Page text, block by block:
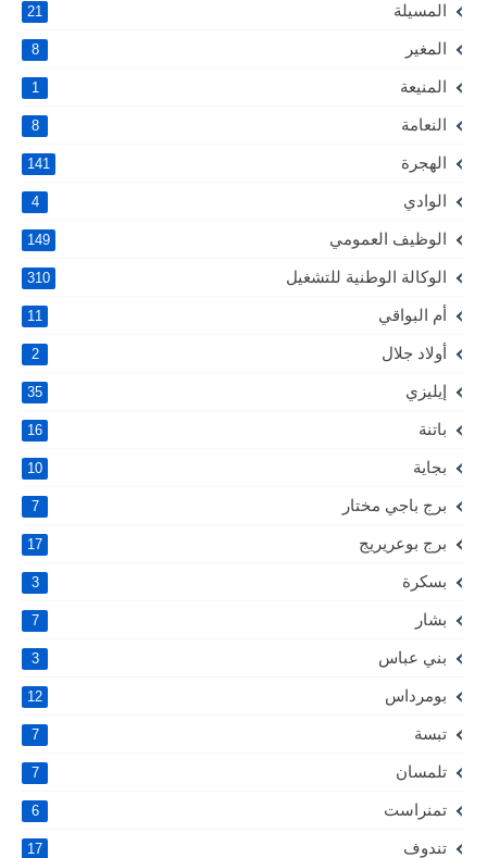
المسيلة 21
المغير 8
المنيعة 1
النعامة 8
الهجرة 141
الوادي 4
الوظيف العمومي 149
الوكالة الوطنية للتشغيل 310
أم البواقي 11
أولاد جلال 2
إيليزي 35
باتنة 16
بجاية 10
برج باجي مختار 7
برج بوعريريج 17
بسكرة 3
بشار 7
بني عباس 3
بومرداس 12
تبسة 7
تلمسان 7
تمنراست 6
تندوف 17